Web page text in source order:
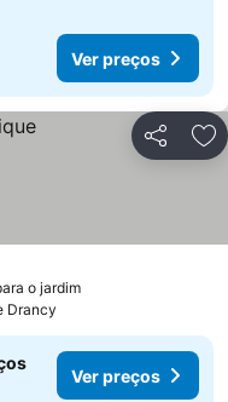
Ver preços
Partilhar
o jardim
Drancy
Ver preços